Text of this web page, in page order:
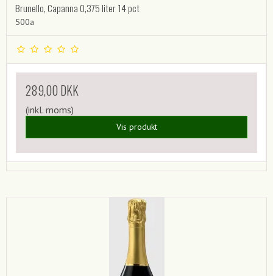
Brunello, Capanna 0,375 liter 14 pct
500a
289,00 DKK
(inkl. moms)
Vis produkt